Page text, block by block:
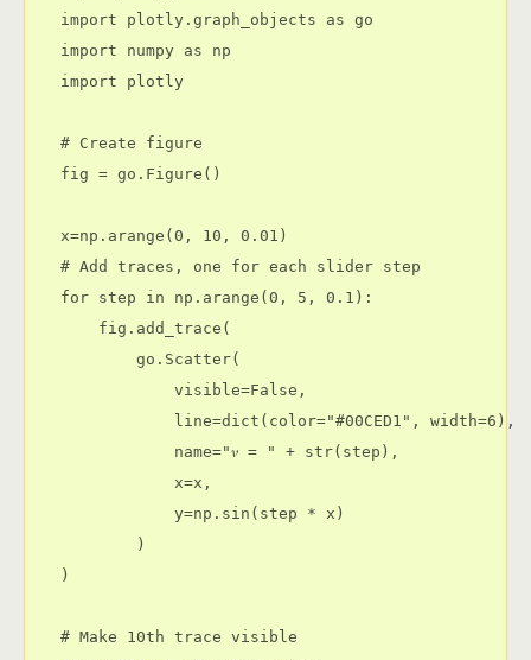
import plotly.graph_objects as go
import numpy as np
import plotly
# Create figure
fig = go.Figure()
x=np.arange(0, 10, 0.01)
# Add traces, one for each slider step
for step in np.arange(0, 5, 0.1):
    fig.add_trace(
        go.Scatter(
            visible=False,
            line=dict(color="#00CED1", width=6),
            name="𝜈 = " + str(step),
            x=x,
            y=np.sin(step * x)
        )
)
# Make 10th trace visible